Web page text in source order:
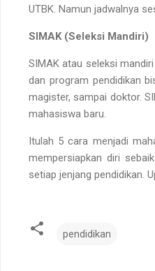
UTBK. Namun jadwalnya
SIMAK (Seleksi Mandiri)
SIMAK atau seleksi
dan program pendidikan
magister, sampai doktor.
mahasiswa baru.
Itulah 5 cara menjadi
mempersiapkan diri
setiap jenjang pendidikan.
pendidikan